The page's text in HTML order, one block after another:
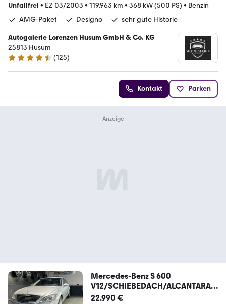
Unfallfrei • EZ 03/2003 • 119.963 km • 368 kW (500 PS) • Benzin
AMG-Paket
Designo sehr gute Historie
Autogalerie Lorenzen Husum GmbH & Co. KG
25813 Husum
4.3 Sterne
(125)
Kontakt Parken
Mercedes-Benz S 600
V12/SCHIEBEDACH/ALCANTARA/
KAMERA
22.990 €